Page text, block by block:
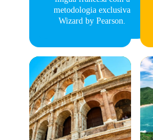
metodologia exclusiva
Wizard by Pearson.